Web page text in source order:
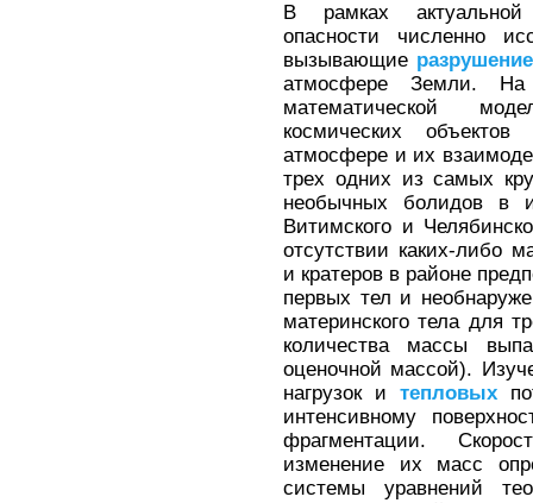
В рамках актуальной
опасности численно
вызывающие разрушение
атмосфере Земли. На
математической
космических объектов
атмосфере и их
трех одних из самых
необычных болидов в
Витимского и
отсутствии каких-либо
и кратеров в районе
первых тел и
материнского тела для
количества массы
оценочной массой).
нагрузок и тепловых
интенсивному
фрагментации.
изменение их масс
системы уравнений